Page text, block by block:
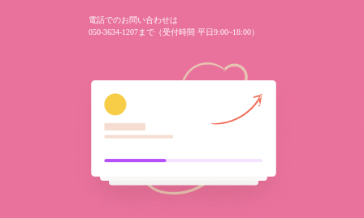
電話でのお問い合わせは
050-3634-1207まで（受付時間 平日9:00~18:00）